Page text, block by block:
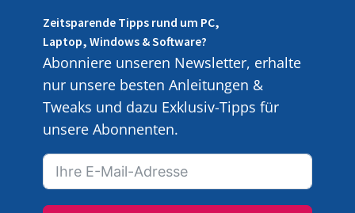
Zeitsparende Tipps rund um PC,
Laptop, Windows & Software?
Abonniere unseren Newsletter, erhalte
nur unsere besten Anleitungen &
Tweaks und dazu Exklusiv-Tipps für
unsere Abonnenten.